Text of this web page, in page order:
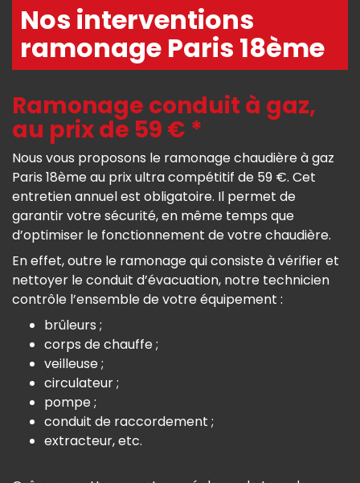
Nos interventions
ramonage Paris 18ème
Ramonage conduit à gaz,
au prix de 59 € *
Nous vous proposons le ramonage chaudière à gaz
Paris 18ème au prix ultra compétitif de 59 €. Cet
entretien annuel est obligatoire. Il permet de
garantir votre sécurité, en même temps que
d’optimiser le fonctionnement de votre chaudière.
En effet, outre le ramonage qui consiste à vérifier et
nettoyer le conduit d’évacuation, notre technicien
contrôle l’ensemble de votre équipement :
brûleurs ;
corps de chauffe ;
veilleuse ;
circulateur ;
pompe ;
conduit de raccordement ;
extracteur, etc.